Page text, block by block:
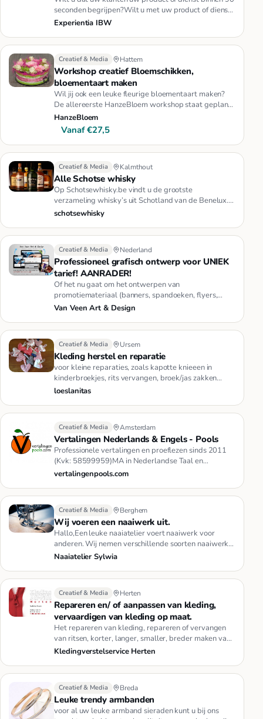
seconden begrijpen?Wilt u met uw product of dienst
opvallen?Wilt u …
Experientia IBW
Creatief & Media Hattem
Workshop creatief Bloemschikken,
bloementaart maken
Wil jij ook een leuke fleurige bloementaart maken?
De allereerste HanzeBloem workshop staat gepland
voor zaterdag 23 apr…
HanzeBloem
Vanaf €27,5
Creatief & Media Kalmthout
Alle Schotse whisky
Op Schotsewhisky.be vindt u de grootste
verzameling whisky’s uit Schotland van de Benelux.
Wij verzamelen een groot aanb…
schotsewhisky
Creatief & Media Nederland
Professioneel grafisch ontwerp voor UNIEK
tarief! AANRADER!
Of het nu gaat om het ontwerpen van
promotiemateriaal (banners, spandoeken, flyers,
fotokaarten, etc.) of zakelijk drukw…
Van Veen Art & Design
Creatief & Media Ursem
Kleding herstel en reparatie
voor kleine reparaties, zoals kapotte knieeen in
kinderbroekjes, rits vervangen, broek/jas zakken
herstellen, knopen aan…
loeslanitas
Creatief & Media Amsterdam
Vertalingen Nederlands & Engels - Pools
Professionele vertalingen en proeflezen sinds 2011
(Kvk: 58599959)MA in Nederlandse Taal en
Cultuur.Geboren en getogen i…
vertalingenpools.com
Creatief & Media Berghem
Wij voeren een naaiwerk uit.
Hallo,Een leuke naaiatelier voert naaiwerk voor
anderen. Wij nemen verschillende soorten naaiwerk,
we zijn een bedrijf m…
Naaiatelier Sylwia
Creatief & Media Herten
Repareren en/ of aanpassen van kleding,
vervaardigen van kleding op maat.
Het repareren van kleding, repareren of vervangen
van ritsen, korter, langer, smaller, breder maken van
broeken, rokken,…
Kledingverstelservice Herten
Creatief & Media Breda
Leuke trendy armbanden
voor al uw leuke armband sieraden kunt u bij ons